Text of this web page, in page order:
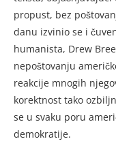
propust, bez
danu izvinio se i
humanista, Drew
nepoštovanju
reakcije mnogih
korektnost tako
se u svaku poru
demokratije.